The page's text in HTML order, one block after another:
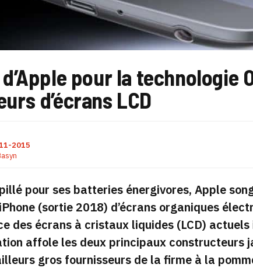
pour la technologie
d’écrans LCD
2015
pour ses batteries énergivores, Apple
(sortie 2018) d’écrans organiques
des écrans à cristaux liquides (LCD)
affole les deux principaux constructeurs
gros fournisseurs de la firme à la